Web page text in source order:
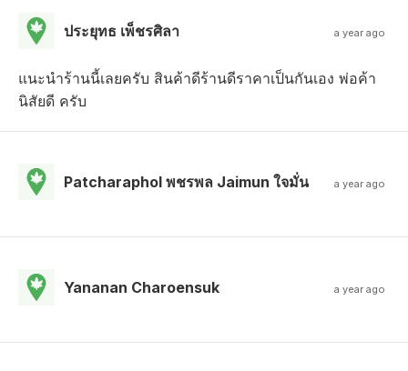
ประยุทธ เพ็ชรศิลา a year ago
แนะนำร้านนี้เลยครับ สินค้าดีร้านดีราคาเป็นกันเอง พ่อค้า
นิสัยดี ครับ
Patcharaphol พชรพล Jaimun ใจมั่น a year ago
Yananan Charoensuk a year ago